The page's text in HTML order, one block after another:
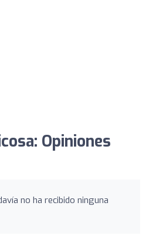
Opiniones
no ha recibido ninguna